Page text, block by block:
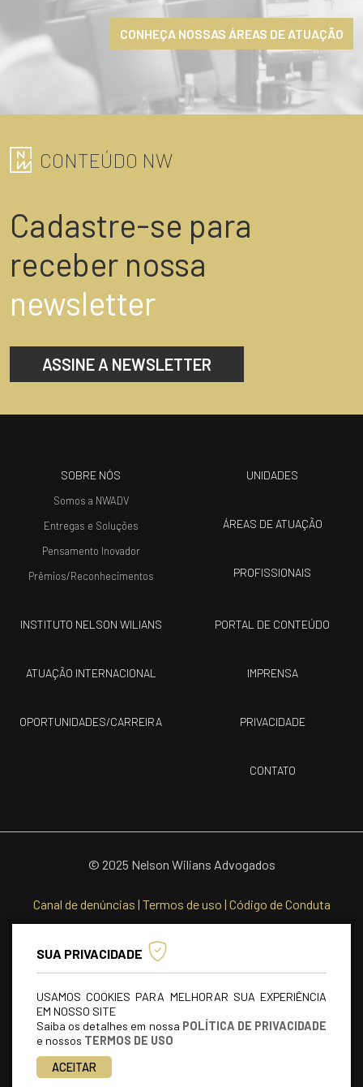
CONHEÇA NOSSAS ÁREAS DE ATUAÇÃO
CONTEÚDO NW
Cadastre-se para
receber nossa
newsletter
ASSINE A NEWSLETTER
ENVIAR
SOBRE NÓS
Somos a NWADV
Entregas e Soluções
Pensamento Inovador
Prêmios/Reconhecimentos
UNIDADES
ÁREAS DE ATUAÇÃO
PROFISSIONAIS
INSTITUTO NELSON WILIANS
ATUAÇÃO INTERNACIONAL
OPORTUNIDADES/CARREIRA
PORTAL DE CONTEÚDO
IMPRENSA
PRIVACIDADE
CONTATO
© 2025 Nelson Wilians Advogados
Canal de denúncias | Termos de uso | Código de Conduta
SUA PRIVACIDADE
USAMOS COOKIES PARA MELHORAR SUA EXPERIÊNCIA
EM NOSSO SITE
Saiba os detalhes em nossa POLÍTICA DE PRIVACIDADE
e nossos TERMOS DE USO
ACEITAR